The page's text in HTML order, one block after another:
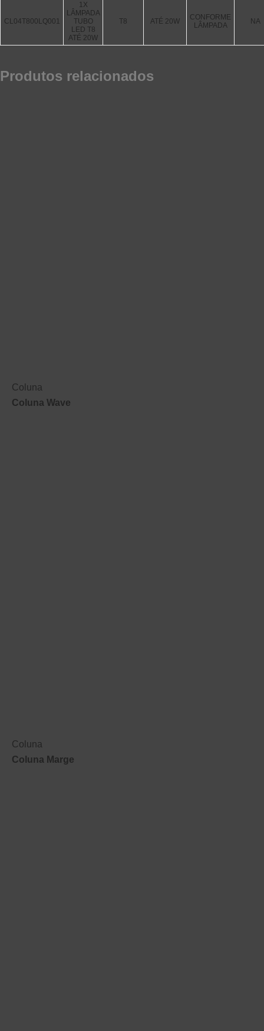
CL04T800LQ001
1X
LÂMPADA
TUBO
LED T8
ATÉ 20W
T8 ATÉ 20W
CONFORME
LÂMPADA
NA
Produtos relacionados
Coluna
Coluna Wave
Coluna
Coluna Marge